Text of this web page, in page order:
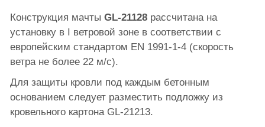
Конструкция мачты GL-21128 рассчитана на
установку в I ветровой зоне в соответствии с
европейским стандартом EN 1991-1-4 (скорость
ветра не более 22 м/с).
Для защиты кровли под каждым бетонным
основанием следует разместить подложку из
кровельного картона GL-21213.